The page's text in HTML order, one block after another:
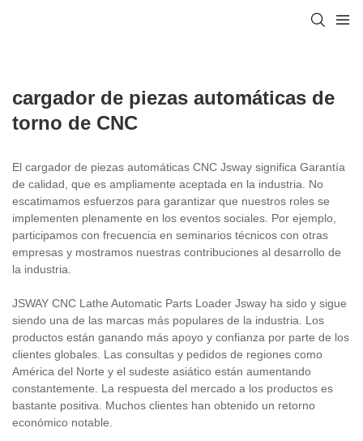
cargador de piezas automáticas de
torno de CNC
El cargador de piezas automáticas CNC Jsway significa Garantía
de calidad, que es ampliamente aceptada en la industria. No
escatimamos esfuerzos para garantizar que nuestros roles se
implementen plenamente en los eventos sociales. Por ejemplo,
participamos con frecuencia en seminarios técnicos con otras
empresas y mostramos nuestras contribuciones al desarrollo de
la industria.
JSWAY CNC Lathe Automatic Parts Loader Jsway ha sido y sigue
siendo una de las marcas más populares de la industria. Los
productos están ganando más apoyo y confianza por parte de los
clientes globales. Las consultas y pedidos de regiones como
América del Norte y el sudeste asiático están aumentando
constantemente. La respuesta del mercado a los productos es
bastante positiva. Muchos clientes han obtenido un retorno
económico notable.